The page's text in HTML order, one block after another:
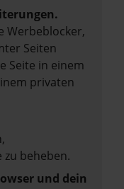
Werbeblocker,
Seiten
Seite in einem
privaten
beheben.
und dein